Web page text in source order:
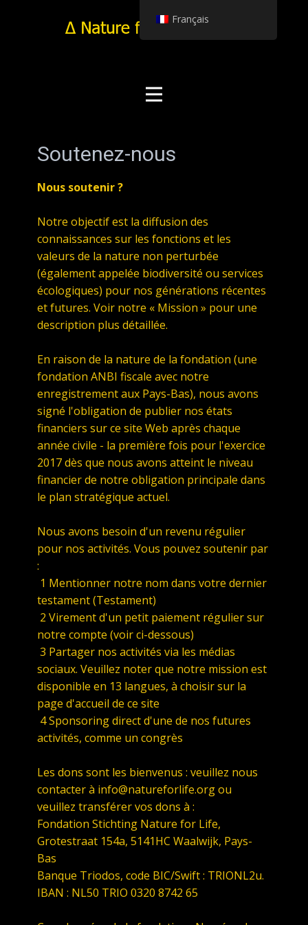
Soutenez-nous
Nous soutenir ?
Notre objectif est la diffusion des
connaissances sur les fonctions et les
valeurs de la nature non perturbée
(également appelée biodiversité ou services
écologiques) pour nos générations récentes
et futures. Voir notre « Mission » pour une
description plus détaillée.
En raison de la nature de la fondation (une
fondation ANBI fiscale avec notre
enregistrement aux Pays-Bas), nous avons
signé l'obligation de publier nos états
financiers sur ce site Web après chaque
année civile - la première fois pour l'exercice
2017 dès que nous avons atteint le niveau
financier de notre obligation principale dans
le plan stratégique actuel.
Nous avons besoin d'un revenu régulier
pour nos activités. Vous pouvez soutenir par
:
1 Mentionner notre nom dans votre dernier
testament (Testament)
2 Virement d'un petit paiement régulier sur
notre compte (voir ci-dessous)
3 Partager nos activités via les médias
sociaux. Veuillez noter que notre mission est
disponible en 13 langues, à choisir sur la
page d'accueil de ce site
4 Sponsoring direct d'une de nos futures
activités, comme un congrès
Les dons sont les bienvenus : veuillez nous
contacter à info@natureforlife.org ou
veuillez transférer vos dons à :
Fondation Stichting Nature for Life,
Grotestraat 154a, 5141HC Waalwijk, Pays-
Bas
Banque Triodos, code BIC/Swift : TRIONL2u.
IBAN : NL50 TRIO 0320 8742 65
Français